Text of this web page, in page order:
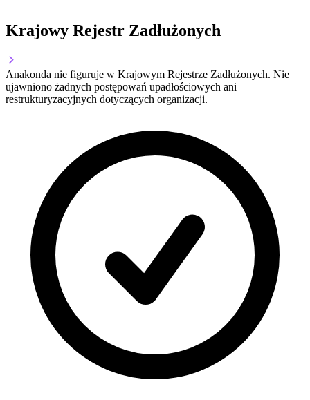
Krajowy Rejestr Zadłużonych
Anakonda nie figuruje w Krajowym Rejestrze Zadłużonych. Nie
ujawniono żadnych postępowań upadłościowych ani
restrukturyzacyjnych dotyczących organizacji.